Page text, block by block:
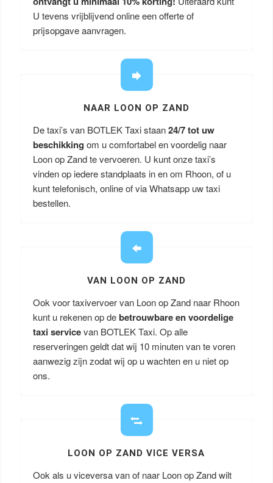
U tevens vrijblijvend online een offerte of
prijsopgave aanvragen.
NAAR LOON OP ZAND
De taxi’s van BOTLEK Taxi staan24/7 tot uw
beschikking om u comfortabel en voordelig naar
Loon op Zand te vervoeren. U kunt onze taxi’s
vinden op iedere standplaats in en om Rhoon, of u
kunt telefonisch, online of via Whatsapp uw taxi
bestellen.
VAN LOON OP ZAND
Ook voor taxivervoer van Loon op Zand naar Rhoon
kunt u rekenen op debetrouwbare en voordelige
taxi servicevan BOTLEK Taxi. Op alle
reserveringen geldt dat wij 10 minuten van te voren
aanwezig zijn zodat wij op u wachten en u niet op
ons.
LOON OP ZAND VICE VERSA
Ook als u viceversa van of naar Loon op Zand wilt